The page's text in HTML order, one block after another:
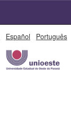
Español Português